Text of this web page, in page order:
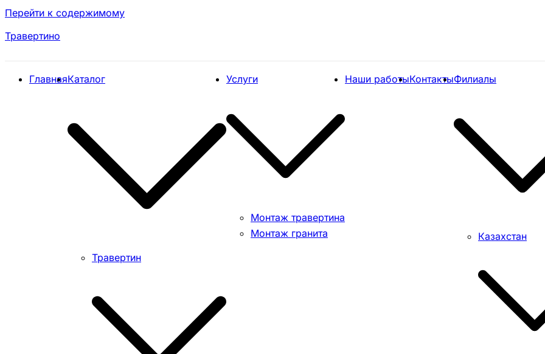
Перейти к содержимому
Травертино
ГлавнаяКаталог
Травертин
Услуги
Монтаж травертина
Монтаж гранита
Наши работыКонтактыФилиалы
Казахстан